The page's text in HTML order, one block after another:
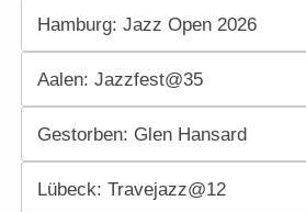
Hamburg: Jazz Open 2026
Aalen: Jazzfest@35
Gestorben: Glen Hansard
Lübeck: Travejazz@12